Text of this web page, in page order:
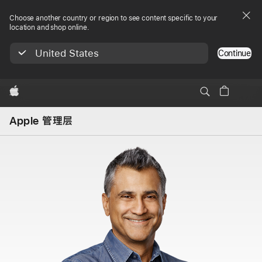
Choose another country or region to see content specific to your
location and shop online.
United States Continue
Apple
Apple 管理层